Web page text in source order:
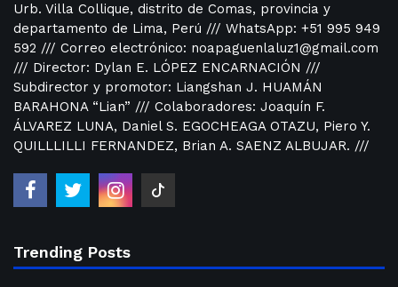
Urb. Villa Collique, distrito de Comas, provincia y
departamento de Lima, Perú /// WhatsApp: +51 995 949
592 /// Correo electrónico: noapaguenlaluz1@gmail.com
/// Director: Dylan E. LÓPEZ ENCARNACIÓN ///
Subdirector y promotor: Liangshan J. HUAMÁN
BARAHONA “Lian” /// Colaboradores: Joaquín F.
ÁLVAREZ LUNA, Daniel S. EGOCHEAGA OTAZU, Piero Y.
QUILLLILLI FERNANDEZ, Brian A. SAENZ ALBUJAR. ///
Trending Posts